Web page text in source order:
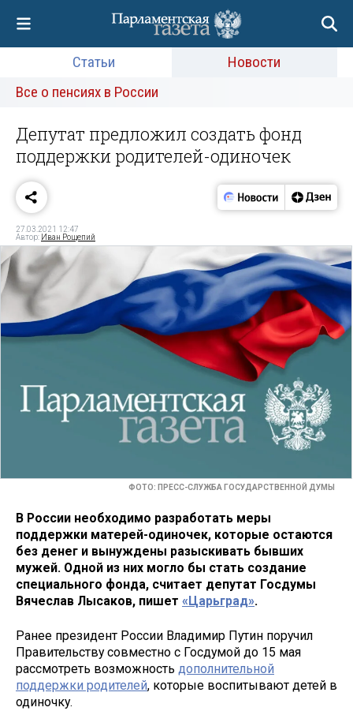
Статьи
Новости
Все о пенсиях в России
Депутат предложил создать фонд
поддержки родителей-одиночек
27.03.2021 12:47
Автор: Иван Рощепий
ФОТО: ПРЕСС-СЛУЖБА ГОСУДАРСТВЕННОЙ ДУМЫ
В России необходимо разработать меры
поддержки матерей-одиночек, которые остаются
без денег и вынуждены разыскивать бывших
мужей. Одной из них могло бы стать создание
специального фонда, считает депутат Госдумы
Вячеслав Лысаков, пишет «Царьград».
Ранее президент России Владимир Путин поручил
Правительству совместно с Госдумой до 15 мая
рассмотреть возможность дополнительной
поддержки родителей, которые воспитывают детей в
одиночку.